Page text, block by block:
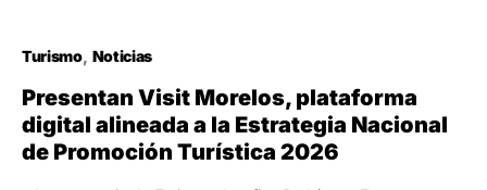
Turismo Noticias
Presentan Visit Morelos, plataforma
digital alineada a la Estrategia Nacional
de Promoción Turística 2026